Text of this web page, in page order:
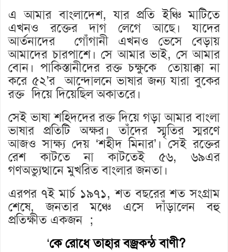
এ আমার বাংলাদেশ, যার প্রতি ইঞ্চি মাটিতে
এখনও রক্তের দাগ লেগে আছে। যাদের
আর্তনাদের গোঁগানী এখনও ভেসে বেড়ায়
আমাদের চারপাশে। সে আমার ভাই, সে আমার
বোন। পাকিস্তানীদের রক্ত চক্ষুকে তোয়াক্কা না
করে ৫২’র আন্দোলনে ভাষার জন্য যারা বুকের
রক্ত দিয়ে দিয়েছিল অকাতরে।
সেই ভাষা শহিদদের রক্ত দিয়ে গড়া আমার বাংলা
ভাষার প্রতিটি অক্ষর। তাঁদের স্মৃতির স্মরণে
আজও সাক্ষ্য দেয় ‘শহীদ মিনার’। সেই রক্তের
রেশ কাটতে না কাটতেই ৫৬, ৬৯এর
গণঅভ্যুত্থানে মুখরিত বাংলার জনতা।
এরপর ৭ই মার্চ ১৯৭১, শত বছরের শত সংগ্রাম
শেষে, জনতার মঞ্চে এসে দাঁড়ালেন বহু
প্রতিক্ষীত একজন ;
‘কে রোধে তাহার বজ্রকন্ঠ বাণী?